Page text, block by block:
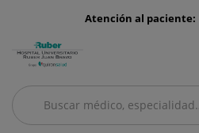
menu-
Atención al paciente:
Buscar
Buscar